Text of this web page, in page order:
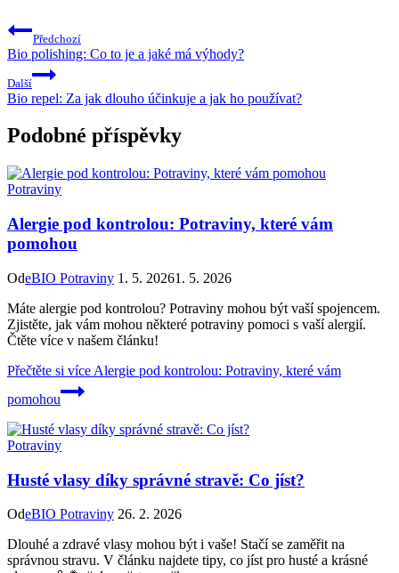
Předchozí
Bio polishing: Co to je a jaké má výhody?
Další
Bio repel: Za jak dlouho účinkuje a jak ho používat?
Podobné příspěvky
Potraviny
Alergie pod kontrolou: Potraviny, které vám
pomohou
OdeBIO Potraviny 1. 5. 20261. 5. 2026
Máte alergie pod kontrolou? Potraviny mohou být vaší spojencem.
Zjistěte, jak vám mohou některé potraviny pomoci s vaší alergií.
Čtěte více v našem článku!
Přečtěte si více Alergie pod kontrolou: Potraviny, které vám
pomohou
Potraviny
Husté vlasy díky správné stravě: Co jíst?
OdeBIO Potraviny 26. 2. 2026
Dlouhé a zdravé vlasy mohou být i vaše! Stačí se zaměřit na
správnou stravu. V článku najdete tipy, co jíst pro husté a krásné